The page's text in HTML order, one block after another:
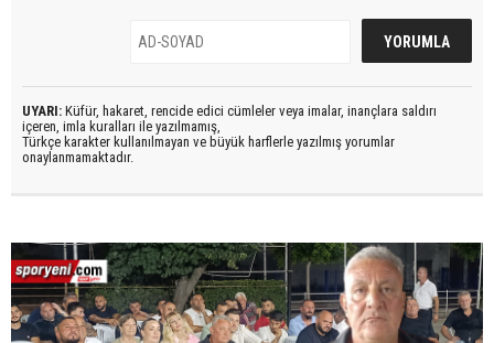
UYARI: Küfür, hakaret, rencide edici cümleler veya imalar, inançlara saldırı
içeren, imla kuralları ile yazılmamış,
Türkçe karakter kullanılmayan ve büyük harflerle yazılmış yorumlar
onaylanmamaktadır.